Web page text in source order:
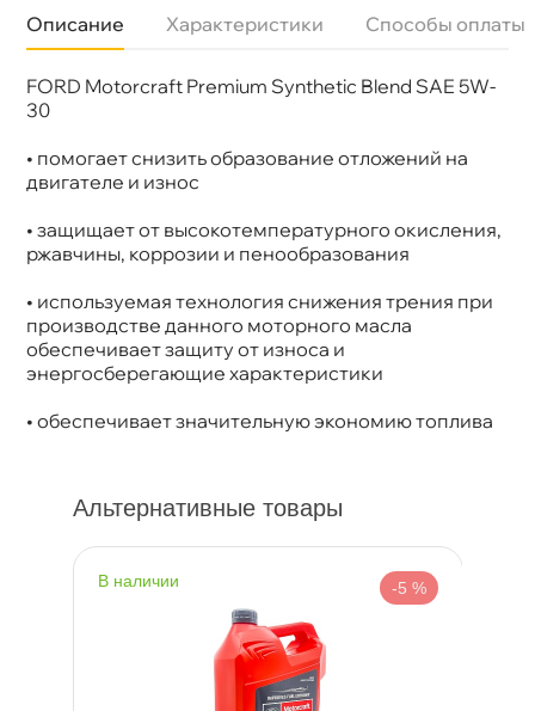
Описание Характеристики Способы оплаты
FORD Motorcraft Premium Synthetic Blend SAE 5W-
30
• помогает снизить образование отложений на
двигателе и износ
• защищает от высокотемпературного окисления,
ржавчины, коррозии и пенообразования
• используемая технология снижения трения при
производстве данного моторного масла
обеспечивает защиту от износа и
энергосберегающие характеристики
• обеспечивает значительную экономию топлива
язкость
5W-30
Бренд
Тип масла
Объем
1л
Артикул
XO-5W30-QFS
Альтернативные товары
наличии -5 %